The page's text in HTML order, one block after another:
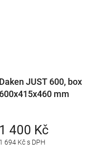
Daken JUST 600, box
600x415x460 mm
1 694 Kč s DPH
1 400 Kč